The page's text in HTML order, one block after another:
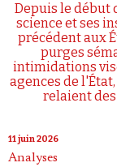
Depuis le début
science et ses
précédent aux
purges
intimidations
agences de
relaient
11 juin 2026
Analyses